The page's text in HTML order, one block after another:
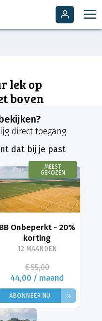
lek op
boven
direct toegang
dat bij je past
MEEST
GEKOZEN
BB Onbeperkt - 20%
korting
12 MAANDEN
€ 55,00
44,00 / maand
ABONNEER NU »